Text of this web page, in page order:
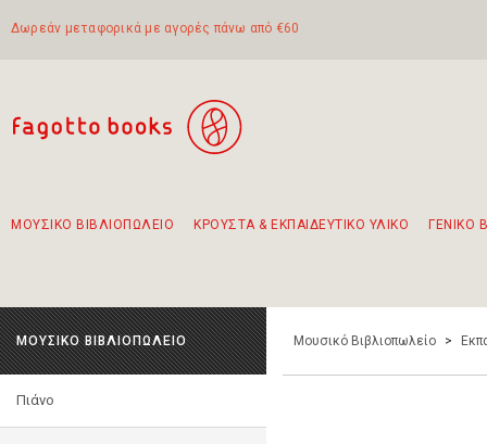
Δωρεάν μεταφορικά με αγορές πάνω από €60
ΜΟΥΣΙΚΟ ΒΙΒΛΙΟΠΩΛΕΙΟ ΚΡΟΥΣΤΑ & ΕΚΠΑΙΔΕΥΤΙΚΟ ΥΛΙΚΟ ΓΕΝΙΚΟ
ΜΟΥΣΙΚΟ ΒΙΒΛΙΟΠΩΛΕΙΟ
Πιάνο
Μουσικό Βιβλιοπωλείο >